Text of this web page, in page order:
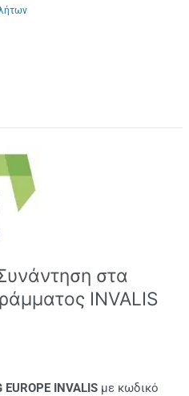
στα
INVALIS
EUROPE INVALIS με κωδικό